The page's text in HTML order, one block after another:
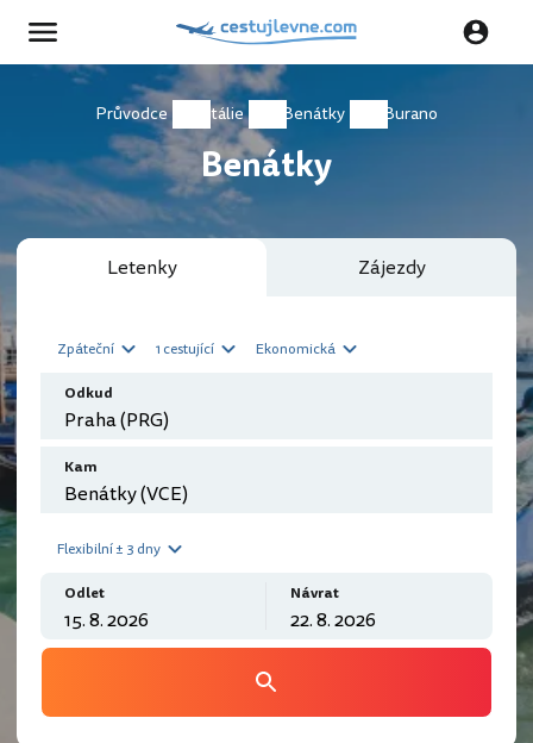
Průvodce Itálie Benátky Burano
Benátky
Letenky Zájezdy
Zpáteční 1 cestující Ekonomická
Odkud
Kam
Flexibilní ± 3 dny
Odlet Návrat